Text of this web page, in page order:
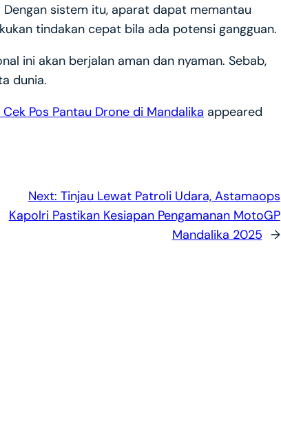
sistem itu, aparat dapat memantau
tindakan cepat bila ada potensi gangguan.
ini akan berjalan aman dan nyaman. Sebab,
dunia.
Pos Pantau Drone di Mandalika appeared
Next: Tinjau Lewat Patroli Udara, Astamaops
Kapolri Pastikan Kesiapan Pengamanan MotoGP
Mandalika 2025 →